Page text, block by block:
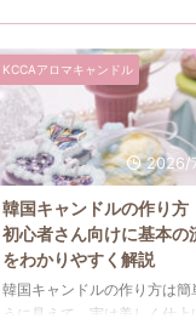
KCCAアロマキャンドル
2026/
韓国キャンドルの作り
初心者さん向けに基本の
をわかりやすく解説
韓国キャンドルの作り方は簡
うに見えて、実は美しく仕上